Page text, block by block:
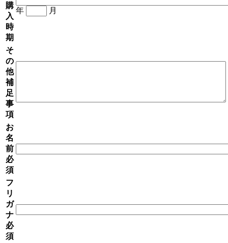
購
入
時
期
年 月
そ
の
他
補
足
事
項
お
名
前
必
須
フ
リ
ガ
ナ
必
須